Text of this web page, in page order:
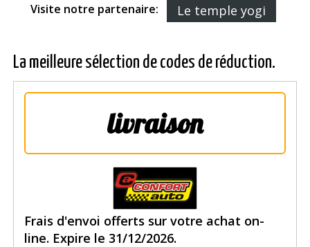
Visite notre partenaire: Le temple yogi
La meilleure sélection de codes de réduction.
livraison
Frais d'envoi offerts sur votre achat on-
line. Expire le 31/12/2026.